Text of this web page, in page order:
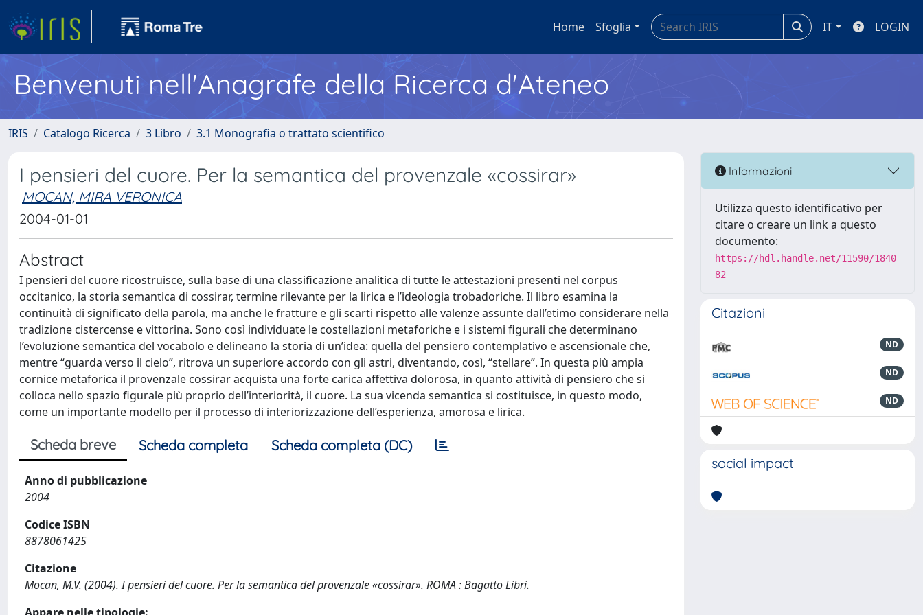
Home Sfoglia IT LOGIN
Benvenuti nell'Anagrafe della Ricerca d'Ateneo
IRIS Catalogo Ricerca 3 Libro 3.1 Monografia o trattato scientifico
I pensieri del cuore. Per la semantica del provenzale «cossirar»
MOCAN, MIRA VERONICA
2004-01-01
Abstract
I pensieri del cuore ricostruisce, sulla base di una classificazione analitica di tutte le attestazioni presenti nel corpus
occitanico, la storia semantica di cossirar, termine rilevante per la lirica e l’ideologia trobadoriche. Il libro esamina la
continuità di significato della parola, ma anche le fratture e gli scarti rispetto alle valenze assunte dall’etimo considerare nella
tradizione cistercense e vittorina. Sono così individuate le costellazioni metaforiche e i sistemi figurali che determinano
l’evoluzione semantica del vocabolo e delineano la storia di un’idea: quella del pensiero contemplativo e ascensionale che,
mentre “guarda verso il cielo”, ritrova un superiore accordo con gli astri, diventando, così, “stellare”. In questa più ampia
cornice metaforica il provenzale cossirar acquista una forte carica affettiva dolorosa, in quanto attività di pensiero che si
colloca nello spazio figurale più proprio dell’interiorità, il cuore. La sua vicenda semantica si costituisce, in questo modo,
come un importante modello per il processo di interiorizzazione dell’esperienza, amorosa e lirica.
Scheda breve Scheda completa Scheda completa (DC)
Anno di pubblicazione
2004
Codice ISBN
8878061425
Citazione
Mocan, M.V. (2004). I pensieri del cuore. Per la semantica del provenzale «cossirar». ROMA : Bagatto Libri.
Informazioni
Utilizza questo identificativo per
citare o creare un link a questo
documento:
https://hdl.handle.net/11590/1840
82
Citazioni
ND
ND
ND
social impact